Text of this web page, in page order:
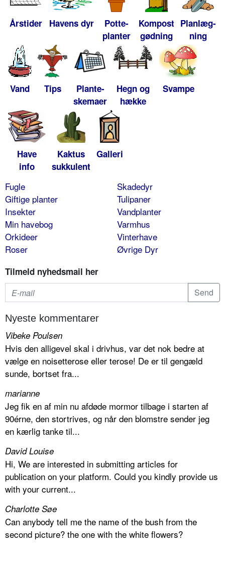
Årstider Havens dyr
Potte-
planter
Kompost
gødning
Planlæg-
ning
Vand Tips
Plante-
skemaer
Hegn og
hække
Svampe
Have
info
Kaktus
sukkulent
Galleri
Fugle
Giftige planter
Insekter
Min havebog
Orkideer
Roser
Skadedyr
Tulipaner
Vandplanter
Varmhus
Vinterhave
Øvrige Dyr
Tilmeld nyhedsmail her
Nyeste kommentarer
Vibeke Poulsen
Hvis den alligevel skal i drivhus, var det nok bedre at
vælge en noisetterose eller terose! De er til gengæld
sunde, bortset fra...
marianne
Jeg fik en af min nu afdøde mormor tilbage i starten af
90érne, den stortrives, og når den blomstre sender jeg
en kærlig tanke til...
David Louise
Hi, We are interested in submitting articles for
publication on your platform. Could you kindly provide us
with your current...
Charlotte Søe
Can anybody tell me the name of the bush from the
second picture? the one with the white flowers?